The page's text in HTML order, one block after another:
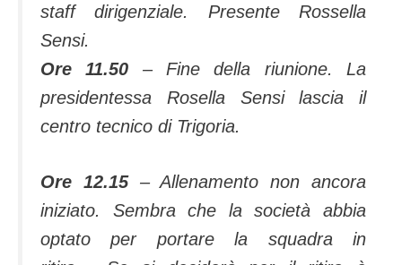
staff dirigenziale. Presente Rossella
Sensi.
Ore 11.50 – Fine della riunione. La
presidentessa Rosella Sensi lascia il
centro tecnico di Trigoria.
Ore 12.15– Allenamento non ancora
iniziato. Sembra che la società abbia
optato per portare la squadra in